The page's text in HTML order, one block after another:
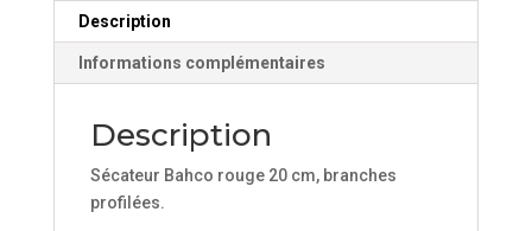
Description
Informations complémentaires
Description
Sécateur Bahco rouge 20 cm, branches
profilées.